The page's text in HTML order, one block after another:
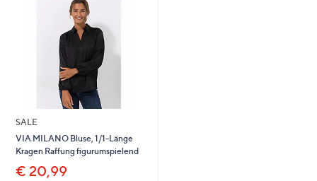
diese
anzuzeigen.
SALE
VIA MILANO Bluse, 1/1-Länge
Kragen Raffung figurumspielend
€ 20,99